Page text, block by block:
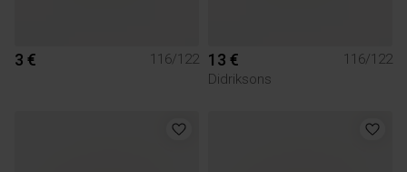
3 € 116/122 13 €
116/122
Didriksons